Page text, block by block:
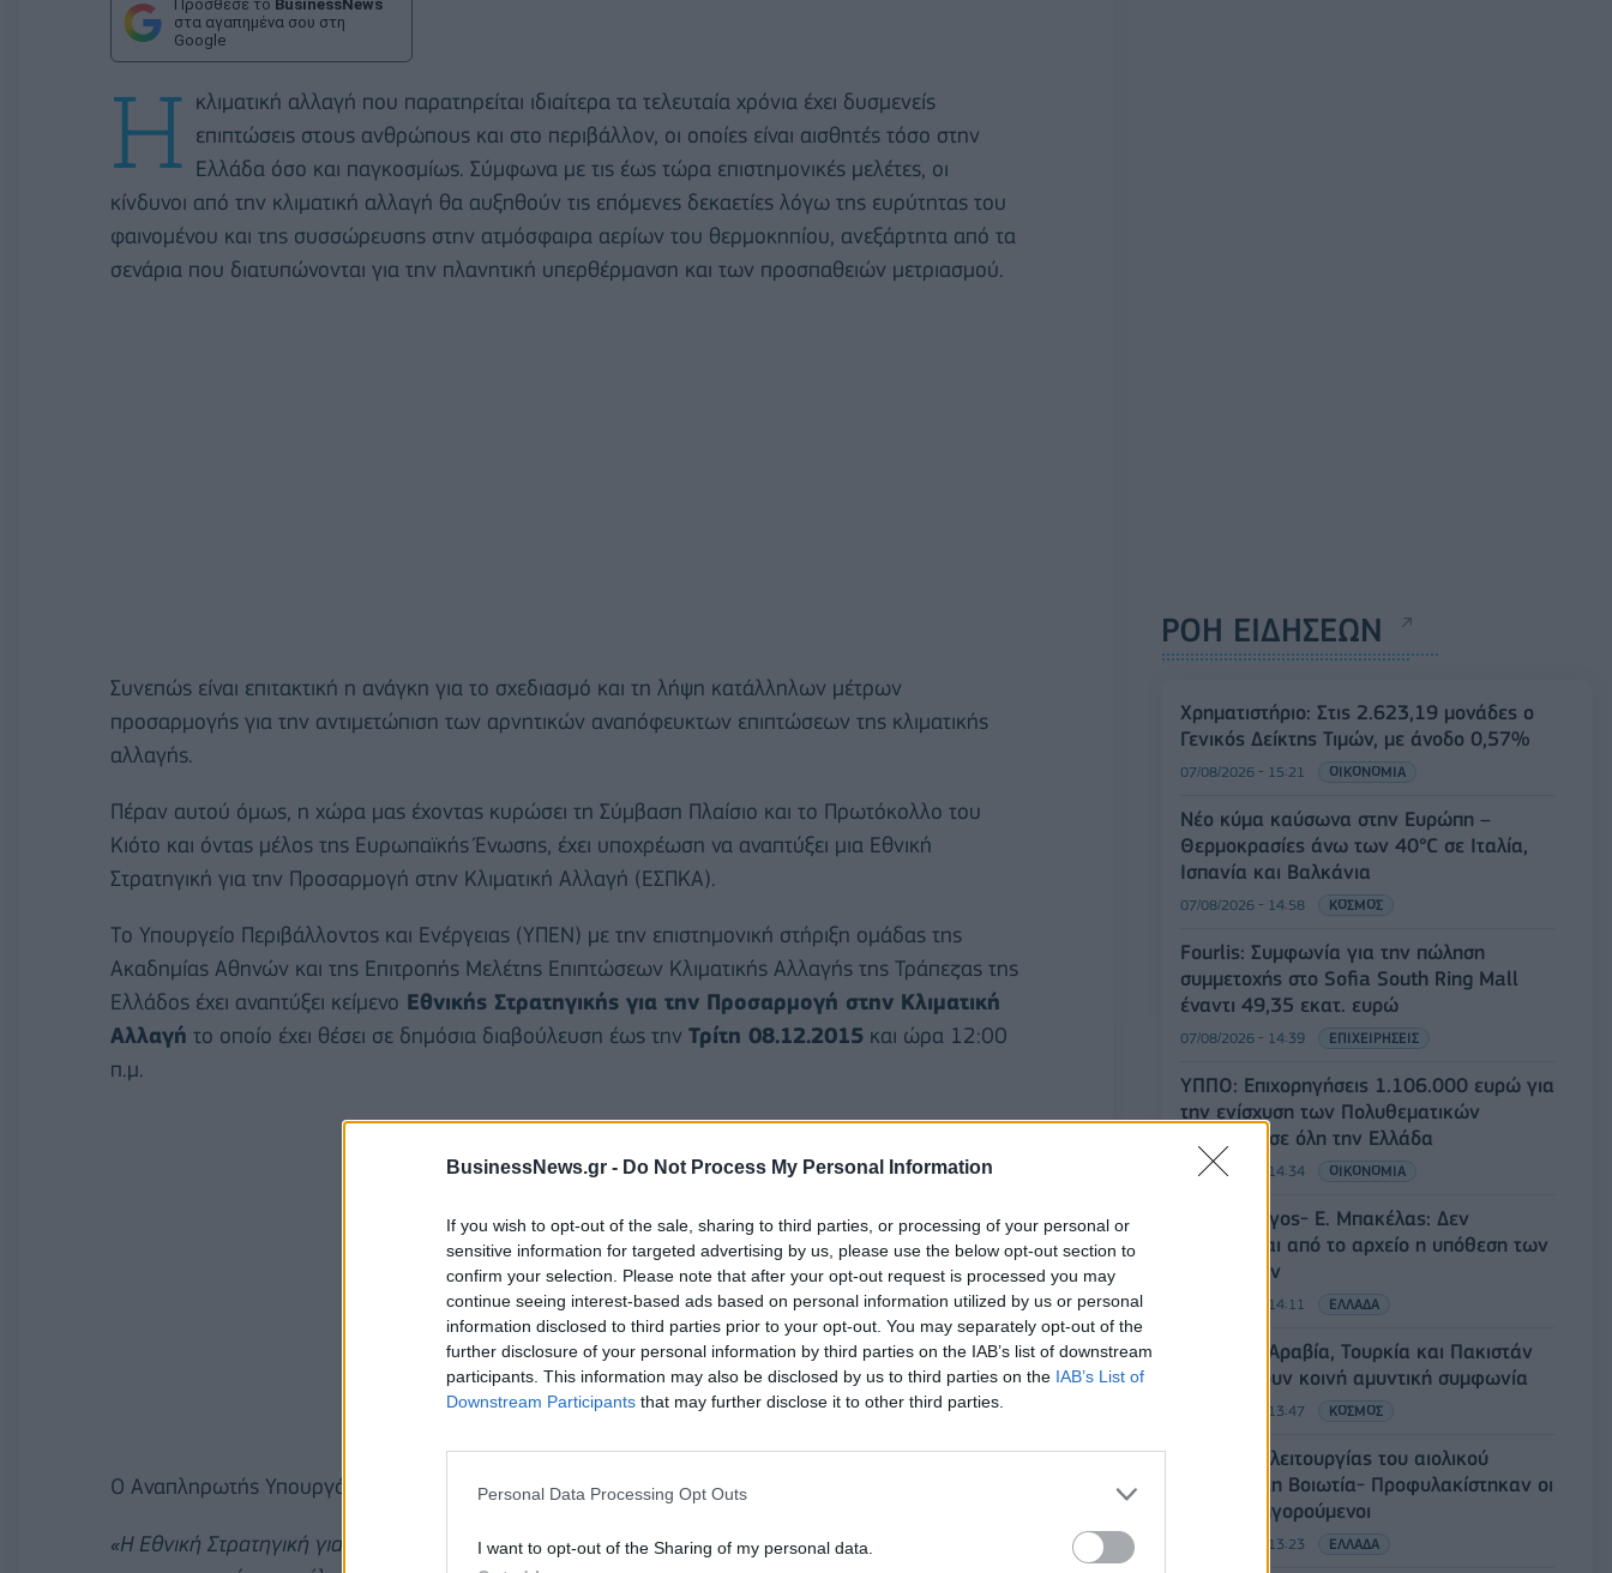
BusinessNews.gr - Do Not Process My Personal Information
If you wish to opt-out of the sale, sharing to third parties, or processing of your personal or
sensitive information for targeted advertising by us, please use the below opt-out section to
confirm your selection. Please note that after your opt-out request is processed you may
continue seeing interest-based ads based on personal information utilized by us or personal
information disclosed to third parties prior to your opt-out. You may separately opt-out of the
further disclosure of your personal information by third parties on the IAB’s list of downstream
participants. This information may also be disclosed by us to third parties on the IAB’s List of
Downstream Participants that may further disclose it to other third parties.
Personal Data Processing Opt Outs
I want to opt-out of the Sharing of my personal data.
Πρόσθεσε το BusinessNews
στα αγαπημένα σου στη
Google
Η κλιματική αλλαγή που παρατηρείται ιδιαίτερα τα τελευταία χρόνια έχει δυσμενείς
επιπτώσεις στους ανθρώπους και στο περιβάλλον, οι οποίες είναι αισθητές τόσο στην
Ελλάδα όσο και παγκοσμίως. Σύμφωνα με τις έως τώρα επιστημονικές μελέτες, οι
κίνδυνοι από την κλιματική αλλαγή θα αυξηθούν τις επόμενες δεκαετίες λόγω της ευρύτητας του
φαινομένου και της συσσώρευσης στην ατμόσφαιρα αερίων του θερμοκηπίου, ανεξάρτητα από τα
σενάρια που διατυπώνονται για την πλανητική υπερθέρμανση και των προσπαθειών μετριασμού.
Συνεπώς είναι επιτακτική η ανάγκη για το σχεδιασμό και τη λήψη κατάλληλων μέτρων
προσαρμογής για την αντιμετώπιση των αρνητικών αναπόφευκτων επιπτώσεων της κλιματικής
αλλαγής.
Πέραν αυτού όμως, η χώρα μας έχοντας κυρώσει τη Σύμβαση Πλαίσιο και το Πρωτόκολλο του
Κιότο και όντας μέλος της Ευρωπαϊκής Ένωσης, έχει υποχρέωση να αναπτύξει μια Εθνική
Στρατηγική για την Προσαρμογή στην Κλιματική Αλλαγή (ΕΣΠΚΑ).
Tο Υπουργείο Περιβάλλοντος και Ενέργειας (ΥΠΕΝ) με την επιστημονική στήριξη ομάδας της
Ακαδημίας Αθηνών και της Επιτροπής Μελέτης Επιπτώσεων Κλιματικής Αλλαγής της Τράπεζας της
Ελλάδος έχει αναπτύξει κείμενο Εθνικής Στρατηγικής για την Προσαρμογή στην Κλιματική
Αλλαγή το οποίο έχει θέσει σε δημόσια διαβούλευση έως την Τρίτη 08.12.2015 και ώρα 12:00
π.μ.
Ο Αναπληρωτής Υπουργός ΠΕΝ, Γιάννης Τσιρώνηςδήλωσε:
«Η Εθνική Στρατηγική για την Προσαρμογή στην Κλιματική Αλλαγή (ΕΣΠΚΑ) είναι το πρώτο βήμα
ΡΟΗ ΕΙΔΗΣΕΩΝ
Χρηματιστήριο: Στις 2.623,19 μονάδες ο
Γενικός Δείκτης Τιμών, με άνοδο 0,57%
07/08/2026 - 15:21 ΟΙΚΟΝΟΜΙΑ
Νέο κύμα καύσωνα στην Ευρώπη –
Θερμοκρασίες άνω των 40°C σε Ιταλία,
Ισπανία και Βαλκάνια
07/08/2026 - 14:58 ΚΟΣΜΟΣ
Fourlis: Συμφωνία για την πώληση
συμμετοχής στο Sofia South Ring Mall
έναντι 49,35 εκατ. ευρώ
07/08/2026 - 14:39 ΕΠΙΧΕΙΡΗΣΕΙΣ
ΥΠΠΟ: Επιχορηγήσεις 1.106.000 ευρώ για
την ενίσχυση των Πολυθεματικών
Φεστιβάλ σε όλη την Ελλάδα
07/08/2026 - 14:34 ΟΙΚΟΝΟΜΙΑ
Άρειος Πάγος- Ε. Μπακέλας: Δεν
ανασύρεται από το αρχείο η υπόθεση των
υποκλοπών
07/08/2026 - 14:11 ΕΛΛΑΔΑ
Σαουδική Αραβία, Τουρκία και Πακιστάν
υπογράφουν κοινή αμυντική συμφωνία
07/08/2026 - 13:47 ΚΟΣΜΟΣ
Αναστολή λειτουργίας του αιολικού
πάρκου στη Βοιωτία- Προφυλακίστηκαν οι
τρεις κατηγορούμενοι
07/08/2026 - 13:23 ΕΛΛΑΔΑ